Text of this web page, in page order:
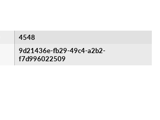
4548
9d21436e-fb29-49c4-a2b2-
f7d996022509